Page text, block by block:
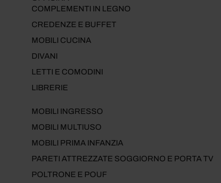
COMPLEMENTI IN LEGNO
CREDENZE E BUFFET
MOBILI CUCINA
DIVANI
LETTI E COMODINI
LIBRERIE
MOBILI INGRESSO
MOBILI MULTIUSO
MOBILI PRIMA INFANZIA
PARETI ATTREZZATE SOGGIORNO E PORTA TV
POLTRONE E POUF